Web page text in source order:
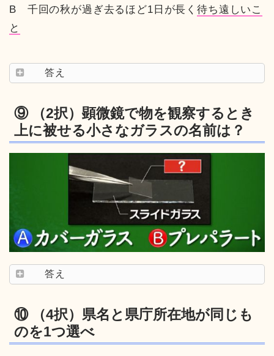
B 千回の秋が過ぎ去るほど1日が長く待ち遠しいこ
と
答え
⑨ （2択）顕微鏡で物を観察するとき
上に被せる小さなガラスの名前は？
答え
⑩ （4択）県名と県庁所在地が同じも
のを1つ選べ